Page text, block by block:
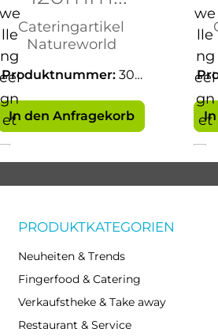
Bagasse
Cateringartikel
Natureworld
Produktnummer: 302
In den Anfragekorb
PRODUKTKATEGORIEN
Neuheiten & Trends
Fingerfood & Catering
Verkaufstheke & Take away
Restaurant & Service